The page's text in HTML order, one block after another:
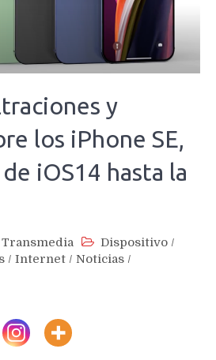
y
los iPhone SE,
iOS14 hasta la
Transmedia Dispositivo /
/ Internet / Noticias /